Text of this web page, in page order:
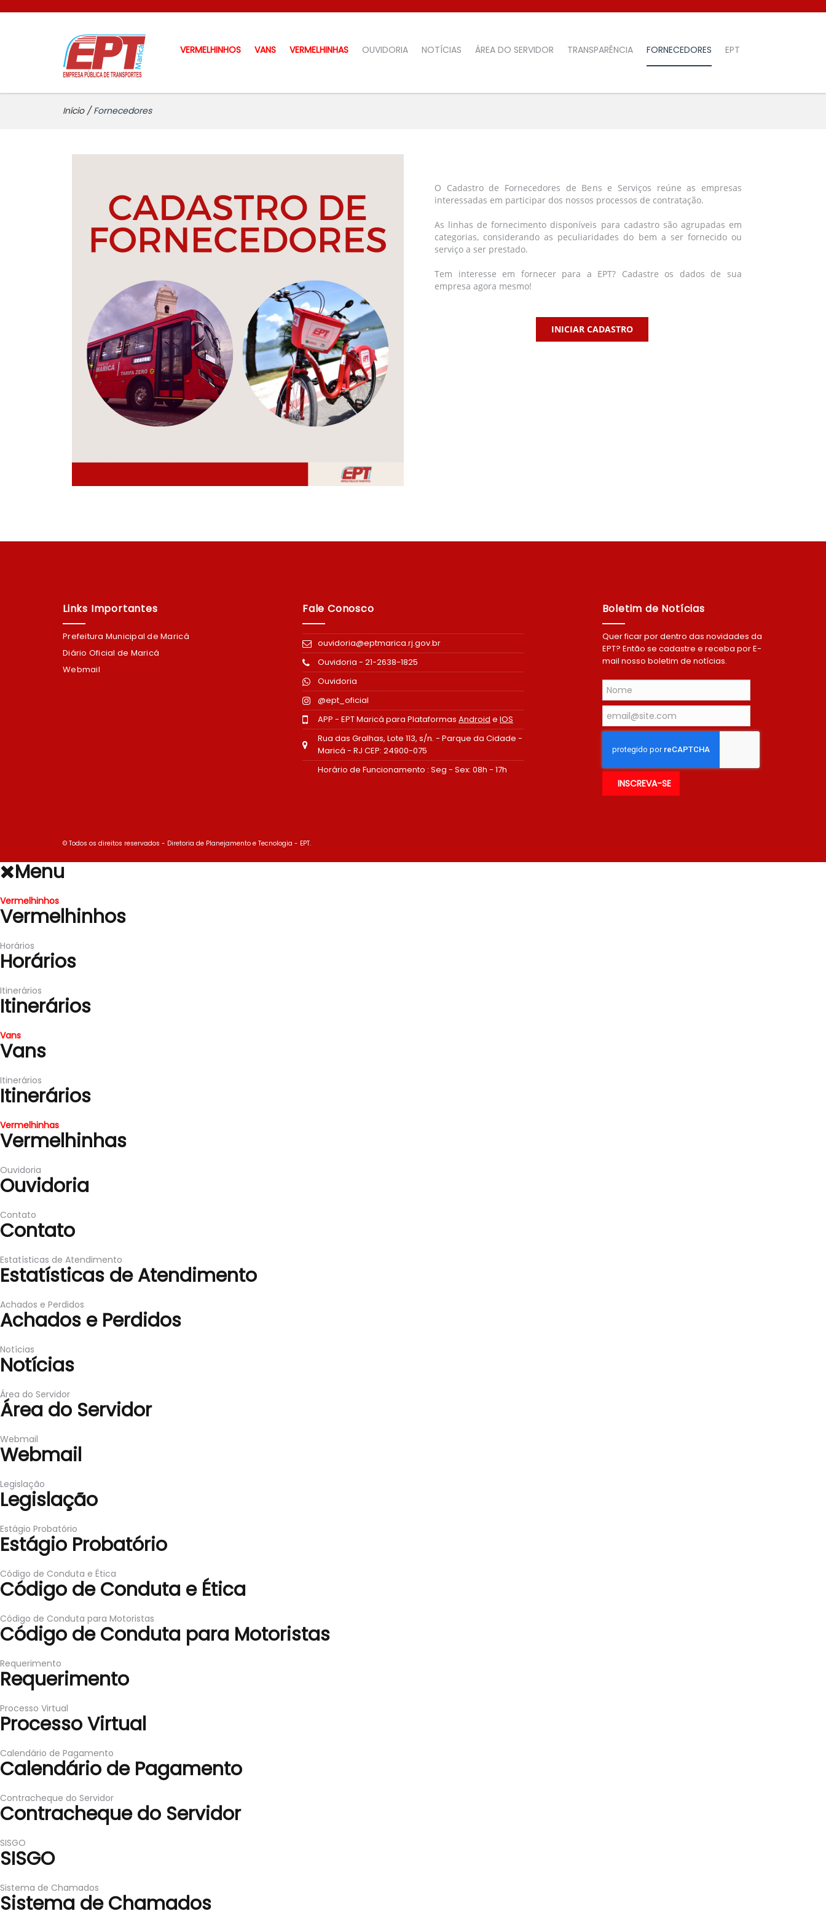
VERMELHINHOS VANS VERMELHINHAS OUVIDORIA NOTÍCIAS ÁREA DO SERVIDOR TRANSPARÊNCIA FORNECEDORES EPT
Início / Fornecedores
Links Importantes
Prefeitura Municipal de Maricá
Diário Oficial de Maricá
Webmail
Fale Conosco
ouvidoria@eptmarica.rj.gov.br
Ouvidoria - 21-2638-1825
Ouvidoria
@ept_oficial
APP - EPT Maricá para Plataformas Android e IOS
Rua das Gralhas, Lote 113, s/n. - Parque da Cidade -
Maricá - RJ CEP: 24900-075
Horário de Funcionamento : Seg - Sex: 08h - 17h
Boletim de Notícias
Quer ficar por dentro das novidades da
EPT? Então se cadastre e receba por E-
mail nosso boletim de notícias.
© Todos os direitos reservados - Diretoria de Planejamento e Tecnologia - EPT.
Menu
Vermelhinhos
Vermelhinhos
Horários
Horários
Itinerários
Itinerários
Vans
Vans
Itinerários
Itinerários
Vermelhinhas
Vermelhinhas
Ouvidoria
Ouvidoria
Contato
Contato
Estatísticas de Atendimento
Estatísticas de Atendimento
Achados e Perdidos
Achados e Perdidos
Notícias
Notícias
Área do Servidor
Área do Servidor
Webmail
Webmail
Legislação
Legislação
Estágio Probatório
Estágio Probatório
Código de Conduta e Ética
Código de Conduta e Ética
Código de Conduta para Motoristas
Código de Conduta para Motoristas
Requerimento
Requerimento
Processo Virtual
Processo Virtual
Calendário de Pagamento
Calendário de Pagamento
Contracheque do Servidor
Contracheque do Servidor
SISGO
SISGO
Sistema de Chamados
Sistema de Chamados